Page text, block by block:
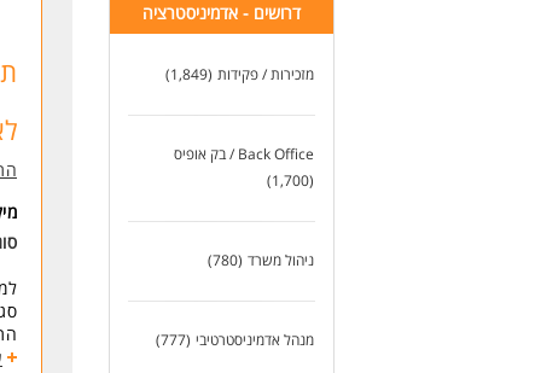
דרושים - אדמיניסטרציה
מזכירות / פקידות (1,849)
Back Office / בק אופיס
(1,700)
ניהול משרד (780)
מנהל אדמיניסטרטיבי (777)